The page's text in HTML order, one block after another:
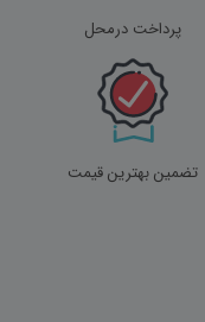
پرداخت درمحل
تضمین بهترین قیمت